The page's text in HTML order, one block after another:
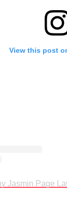
View this post
Jasmin Page